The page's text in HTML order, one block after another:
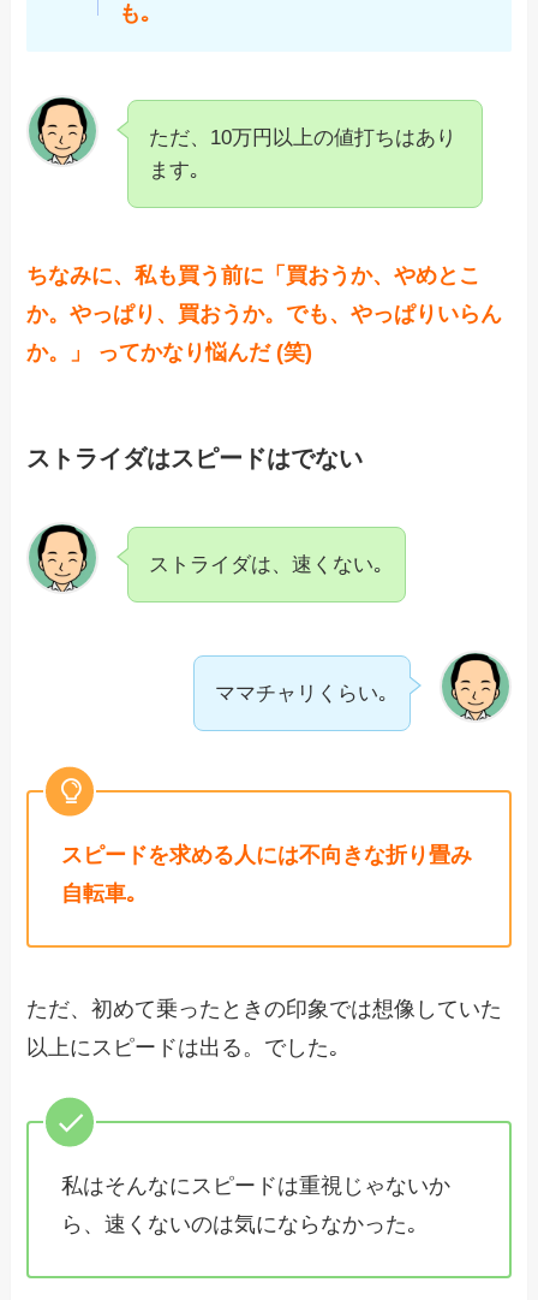
も｡
ただ、10万円以上の値打ちはあり
ます｡
ちなみに、私も買う前に「買おうか、やめとこ
か。やっぱり、買おうか。でも、やっぱりいらん
か。」 ってかなり悩んだ (笑)
ストライダはスピードはでない
ストライダは、速くない｡
ママチャリくらい｡
スピードを求める人には不向きな折り畳み
自転車｡
ただ、初めて乗ったときの印象では想像していた
以上にスピードは出る。でした｡
私はそんなにスピードは重視じゃないか
ら、速くないのは気にならなかった｡